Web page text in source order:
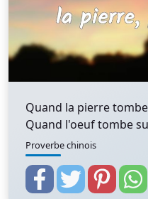
Quand la pierre
Quand l'oeuf tombe
Proverbe chinois